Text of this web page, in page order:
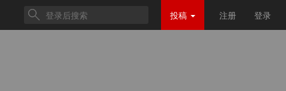
投稿 注册 登录